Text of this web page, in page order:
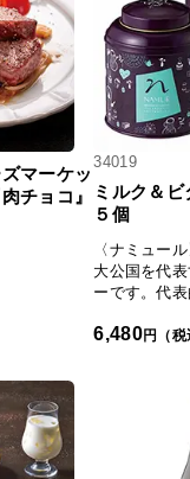
味とコクを
た上品な甘
のある味わ
い時代のな
くりと味わ
マーケッ
チョコ』
34019
ミルク＆ビ
５個
〈ナミュー
大公国を代
ーです。代
しめるセット
6,480円（税